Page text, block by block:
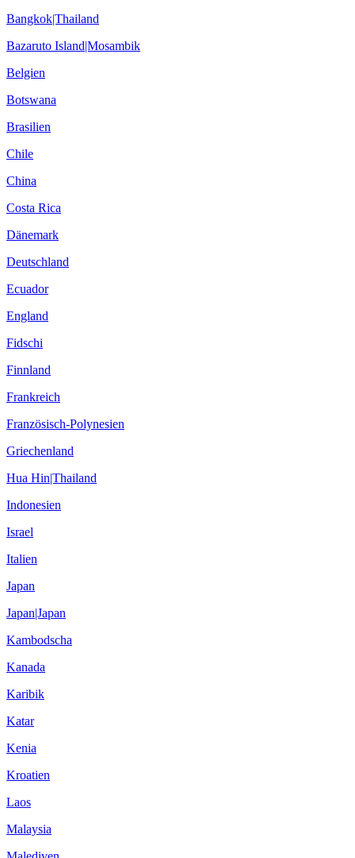
Bangkok|Thailand
Bazaruto Island|Mosambik
Belgien
Botswana
Brasilien
Chile
China
Costa Rica
Dänemark
Deutschland
Ecuador
England
Fidschi
Finnland
Frankreich
Französisch-Polynesien
Griechenland
Hua Hin|Thailand
Indonesien
Israel
Italien
Japan
Japan|Japan
Kambodscha
Kanada
Karibik
Katar
Kenia
Kroatien
Laos
Malaysia